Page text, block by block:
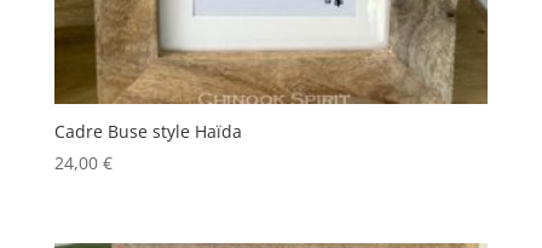
Cadre Buse style Haïda
24,00 €